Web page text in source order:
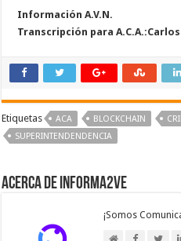
Información A.V.N.
Transcripción para A.C.A.:Carlos
Etiquetas ACA BLOCKCHAIN
SUPERINTENDENDENCIA
Acerca de Informa2Ve
¡Somos